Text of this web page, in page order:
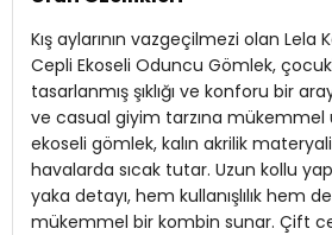
Giyim Tarzı:Günlük/Casual
Desen: Ekose
Mevsim:Kışlık
Materyal:Akrilik
Yaka Tipi: Kapüşonlu Yaka
Kış aylarının vazgeçilmezi olan Lela
Cepli Ekoseli Oduncu Gömlek,
tasarlanmış şıklığı ve konforu bir
ve casual giyim tarzına
ekoseli gömlek, kalın akrilik
havalarda sıcak tutar. Uzun kollu
yaka detayı, hem kullanışlılık hem
mükemmel bir kombin sunar. Çift